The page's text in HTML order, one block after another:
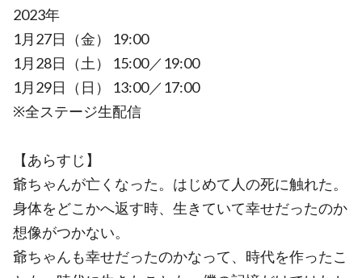
2023年
1月27日（金） 19:00
1月28日（土） 15:00／19:00
1月29日（日） 13:00／17:00
※全ステージ生配信
【あらすじ】
爺ちゃんが亡くなった。はじめて人の死に触れた。
身体をどこかへ返す時、生きていて幸せだったのか
想像がつかない。
爺ちゃんも幸せだったのかなって、時代を作ったこ